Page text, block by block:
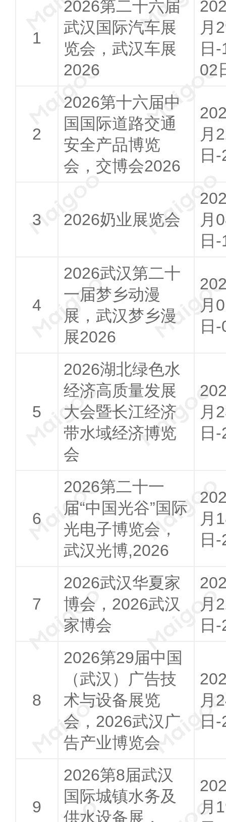
2026第二十六届
武汉国际汽车展
览会，武汉车展
2026
月
日
02
2026第十六届中
国国际道路交通
安全产品博览
会，交博会2026
月
日
2026奶业展览会
月
日
2026武汉第二十
一届梦乡动漫
展，武汉梦乡漫
展2026
月
日
2026湖北绿色水
经济高质量发展
大会暨长江经济
带水域经济博览
会
月
日
2026第二十一
届“中国光谷”国际
光电子博览会，
武汉光博,2026
月
日
2026武汉华夏家
博会，2026武汉
家博会
月
日
2026第29届中国
（武汉）广告技
术与设备展览
会，2026武汉广
告产业博览会
月
日
2026第8届武汉
国际城镇水务及
供水设备展，
月